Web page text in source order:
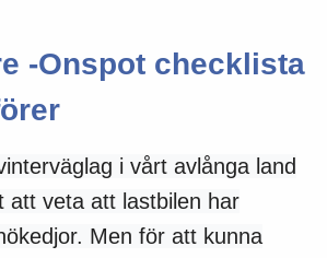
-Onspot checklista
i vårt avlånga land
att veta att lastbilen har
Men för att kunna